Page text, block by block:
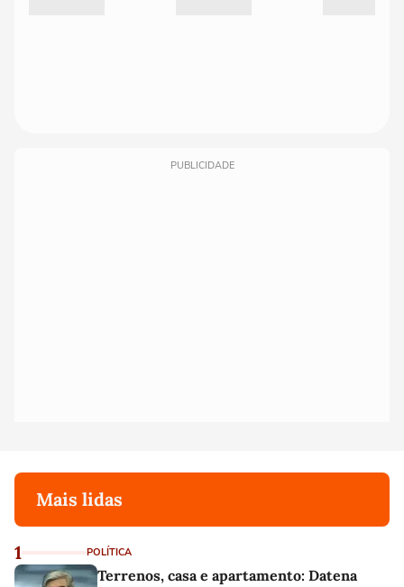
PUBLICIDADE
Mais lidas
1 POLÍTICA
Terrenos, casa e apartamento: Datena